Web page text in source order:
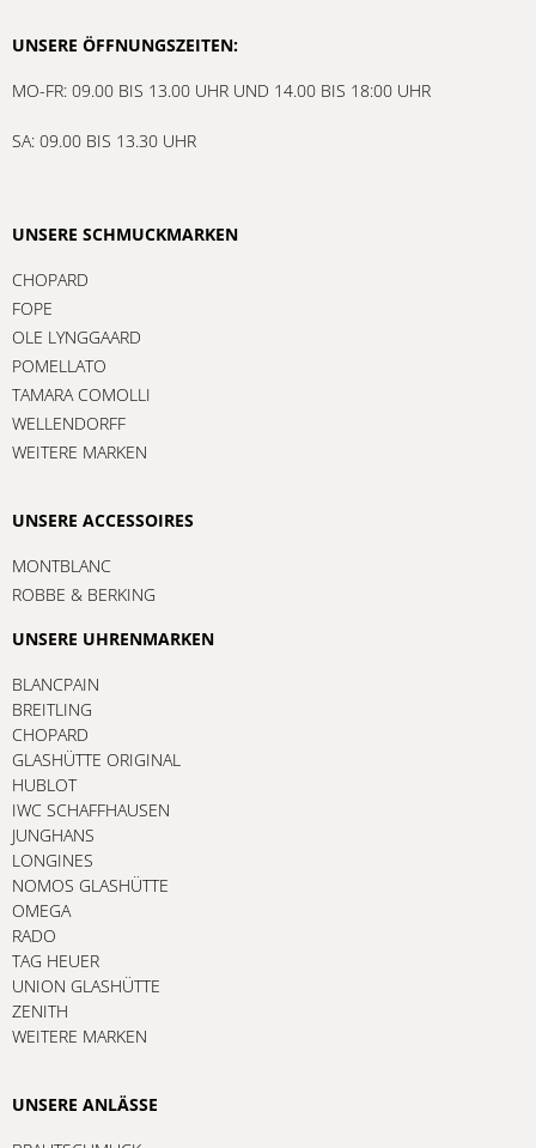
UNSERE ÖFFNUNGSZEITEN:
MO-FR: 09.00 BIS 13.00 UHR UND 14.00 BIS 18:00 UHR
SA: 09.00 BIS 13.30 UHR
UNSERE SCHMUCKMARKEN
CHOPARD
FOPE
OLE LYNGGAARD
POMELLATO
TAMARA COMOLLI
WELLENDORFF
WEITERE MARKEN
UNSERE ACCESSOIRES
MONTBLANC
ROBBE & BERKING
UNSERE UHRENMARKEN
BLANCPAIN
BREITLING
CHOPARD
GLASHÜTTE ORIGINAL
HUBLOT
IWC SCHAFFHAUSEN
JUNGHANS
LONGINES
NOMOS GLASHÜTTE
OMEGA
RADO
TAG HEUER
UNION GLASHÜTTE
ZENITH
WEITERE MARKEN
UNSERE ANLÄSSE